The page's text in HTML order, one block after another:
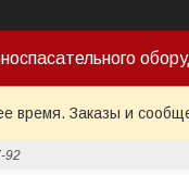
время. Заказы и
92